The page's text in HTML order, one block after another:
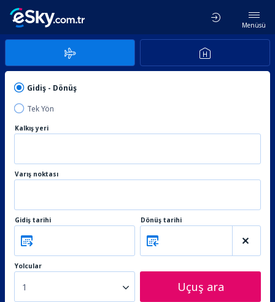
Menüsü
Gidiş - Dönüş
Tek Yön
Kalkış yeri
Varış noktası
Gidiş tarihi Dönüş tarihi
Yolcular
1 Uçuş ara